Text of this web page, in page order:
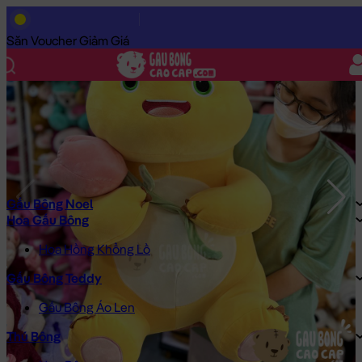
Săn Voucher Giảm Giá
Gấu Bông Noel
Hoa Gấu Bông
Hoa Hồng Khổng Lồ
Gấu Bông Teddy
Gấu Bông Áo Len
Thú Bông
Trang Chủ